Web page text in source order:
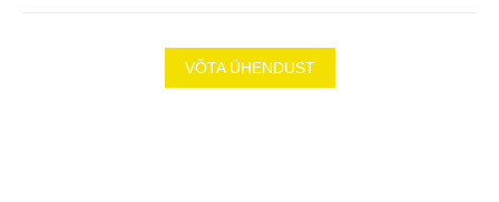
VÕTA ÜHENDUST